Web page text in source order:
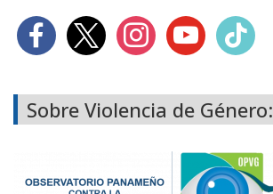
Sobre Violencia de Género: